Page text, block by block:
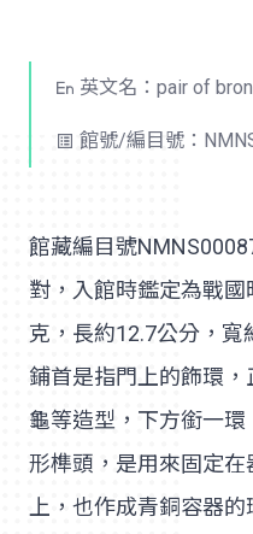
英文名：pair of
館號/編目號：
館藏編目號
對，入館時鑑定為戰
克，長約12.7公分，寬
鋪首是指門上的飾環
龜等造型，下方銜一
形榫頭，是用來固定
上，也作成青銅容器